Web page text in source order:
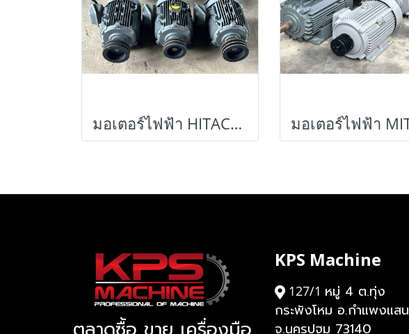
มอเตอร์ไฟฟ้า HITACHI ขนาด 5 HP 4 POLE 1410 RPM 380V เข้ามา 6 ตัว สภาพนางฟ้า
KPS Machine
127/1 หมู่ 4 ต.ทุ่ง
กระพังโหม อ.กำแพงแสน
จ.นครปฐม 73140